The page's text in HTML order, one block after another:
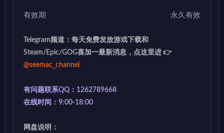
有效期 永久有效
Telegram频道：每天免费发放游戏下载和
Steam/Epic/GOG喜加一最新消息，点这里进 👉
@seemac_channel
有问题联系QQ：1262789668
在线时间：9:00-18:00
网盘说明：